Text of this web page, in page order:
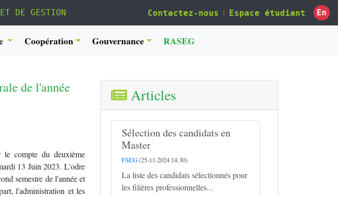
DE GESTION Contactez-nous | Espace étudiant En
Coopération Gouvernance RASEG
de l'année
le compte du deuxième
13 Juin 2023. L'odre
semestre de l'année et
l'administration et les
Articles
Sélection des candidats en
Master
FSEG(25-11-2024 14:30)
La liste des candidats sélectionnés pour
les filières professionnelles...